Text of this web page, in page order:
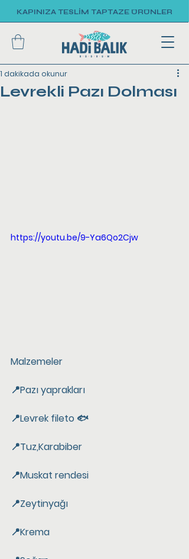
KAPINIZA TESLİM TAPTAZE ÜRÜNLER
Levrekli Pazı Dolması
1 dakikada okunur
https://youtu.be/9-Ya6Qo2Cjw
Malzemeler
📍Pazı yaprakları
📍Levrek fileto 🐟
📍Tuz,Karabiber
📍Muskat rendesi
📍Zeytinyağı
📍Krema